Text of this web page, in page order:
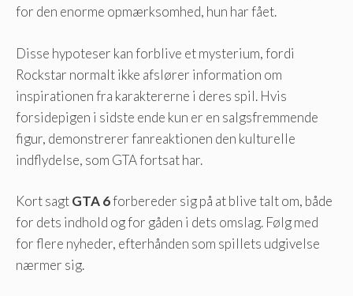
for den enorme opmærksomhed, hun har fået.
Disse hypoteser kan forblive et mysterium, fordi
Rockstar normalt ikke afslører information om
inspirationen fra karaktererne i deres spil. Hvis
forsidepigen i sidste ende kun er en salgsfremmende
figur, demonstrerer fanreaktionen den kulturelle
indflydelse, som GTA fortsat har.
Kort sagtGTA 6forbereder sig på at blive talt om, både
for dets indhold og for gåden i dets omslag. Følg med
for flere nyheder, efterhånden som spillets udgivelse
nærmer sig.